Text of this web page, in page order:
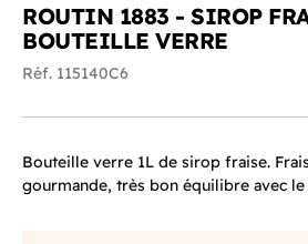
ROUTIN 1883 - SIROP
BOUTEILLE VERRE
Réf. 115140C6
Bouteille verre 1L de sirop fraise.
gourmande, très bon équilibre avec le